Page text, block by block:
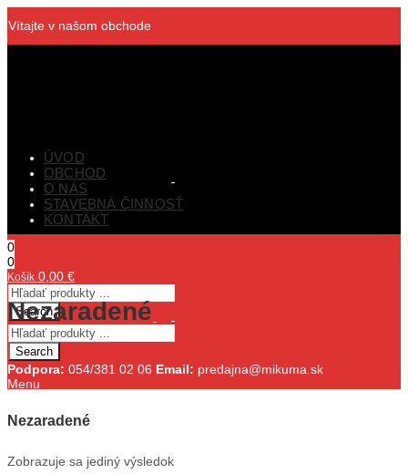
Vítajte v našom obchode
Search
Podpora: 054/381 02 06 Email: predajna@mikuma.sk
Menu
ÚVOD
OBCHOD
O NÁS
STAVEBNÁ ČINNOSŤ
KONTAKT
0
0
Košík 0,00 €
Search
Nezaradené
Nezaradené
Zobrazuje sa jediný výsledok